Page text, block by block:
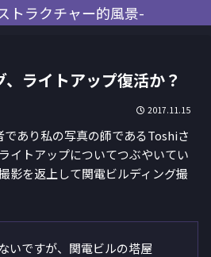
トラクチャー的風景-
ライトアップ復活か？
2017.11.15
あり私の写真の師であるToshiさ
イトアップについてつぶやいてい
影を返上して関電ビルディング撮
いですが、関電ビルの塔屋